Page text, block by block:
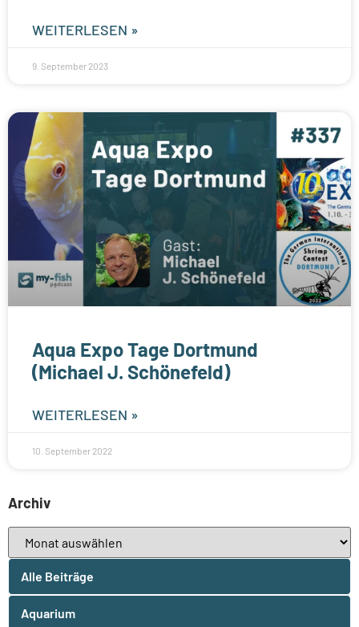
WEITERLESEN »
9. September 2023
Aqua Expo Tage Dortmund
(Michael J. Schönefeld)
WEITERLESEN »
10. September 2022
Archiv
Alle Beiträge
Aquarium